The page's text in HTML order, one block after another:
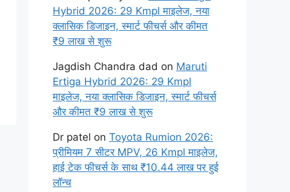
Hybrid 2026: 29 Kmpl माइलेज, नया
क्लासिक डिजाइन, स्मार्ट फीचर्स और कीमत
₹9 लाख से शुरू
Jagdish Chandra dad on Maruti
Ertiga Hybrid 2026: 29 Kmpl
माइलेज, नया क्लासिक डिजाइन, स्मार्ट फीचर्स
और कीमत ₹9 लाख से शुरू
Dr patel on Toyota Rumion 2026:
प्रीमियम 7 सीटर MPV, 26 Kmpl माइलेज,
हाई टेक फीचर्स के साथ ₹10.44 लाख पर हुई
लॉन्च